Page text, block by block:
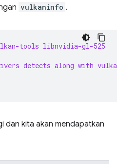
vulkaninfo .
tools libnvidia-gl-525
detects along with
dan kita akan mendapatkan